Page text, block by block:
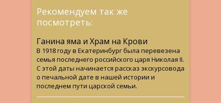
Рекомендуем так же
посмотреть:
Ганина яма и Храм на Крови
В 1918 году в Екатеринбург была перевезена
семья последнего российского царя Николая II.
С этой даты начинается рассказ экскурсовода
о печальной дате в нашей истории и
последнем пути царской семьи.